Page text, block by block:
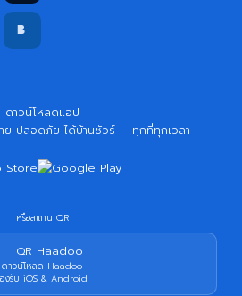
ดาวน์โหลดแอป
ย ปลอดภัย ได้บ้านชัวร์ — ทุกที่ทุกเวลา
หรือสแกน QR
ดาวน์โหลด Haadoo
งรับ iOS & Android